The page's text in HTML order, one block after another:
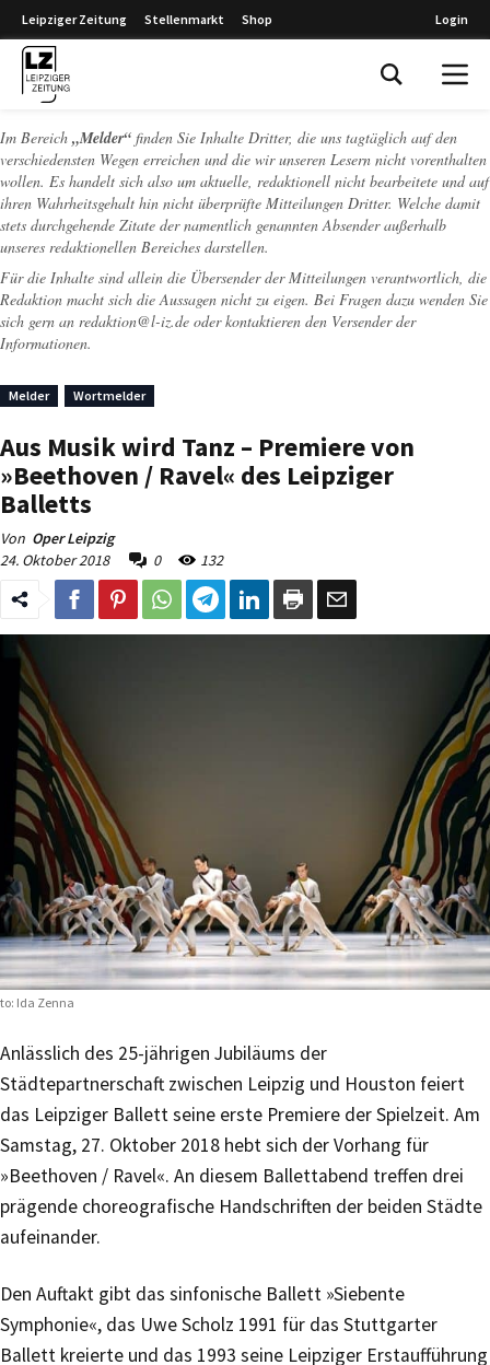
Leipziger Zeitung Stellenmarkt Shop Login
Im Bereich „Melder“ finden Sie Inhalte Dritter, die uns tagtäglich auf den
verschiedensten Wegen erreichen und die wir unseren Lesern nicht vorenthalten
wollen. Es handelt sich also um aktuelle, redaktionell nicht bearbeitete und auf
ihren Wahrheitsgehalt hin nicht überprüfte Mitteilungen Dritter. Welche damit
stets durchgehende Zitate der namentlich genannten Absender außerhalb
unseres redaktionellen Bereiches darstellen.
Für die Inhalte sind allein die Übersender der Mitteilungen verantwortlich, die
Redaktion macht sich die Aussagen nicht zu eigen. Bei Fragen dazu wenden Sie
sich gern an redaktion@l-iz.de oder kontaktieren den Versender der
Informationen.
Melder Wortmelder
Aus Musik wird Tanz – Premiere von
»Beethoven / Ravel« des Leipziger
Balletts
Von Oper Leipzig
24. Oktober 2018
0 132
Ida Zenna
Anlässlich des 25-jährigen Jubiläums der
Städtepartnerschaft zwischen Leipzig und Houston feiert
das Leipziger Ballett seine erste Premiere der Spielzeit. Am
Samstag, 27. Oktober 2018 hebt sich der Vorhang für
»Beethoven / Ravel«. An diesem Ballettabend treffen drei
prägende choreografische Handschriften der beiden Städte
aufeinander.
Den Auftakt gibt das sinfonische Ballett »Siebente
Symphonie«, das Uwe Scholz 1991 für das Stuttgarter
Ballett kreierte und das 1993 seine Leipziger Erstaufführung